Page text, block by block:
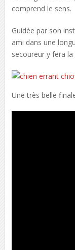
comprend le sens.
Guidée par son
ami dans une
secoureur y fera
Une très belle